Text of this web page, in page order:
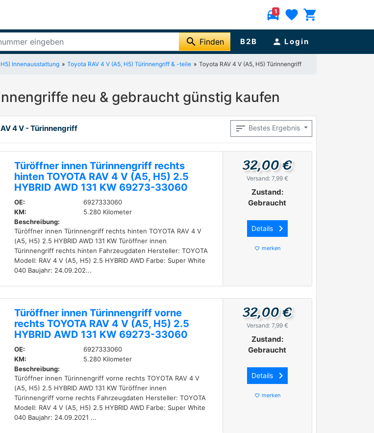
directions_car
1 favorite shopping_cart
search Finden B2B person Login
Innenausstattung Toyota RAV 4 V (A5, H5) Türinnengriff & -teile Toyota RAV 4 V (A5, H5) Türinnengriff
neu & gebraucht günstig kaufen
4 V - Türinnengriff sort Bestes Ergebnis
Türöffner innen Türinnengriff rechts
hinten TOYOTA RAV 4 V (A5, H5) 2.5
HYBRID AWD 131 KW 69273-33060
OE:
6927333060
KM:
5.280 Kilometer
Beschreibung:
Türöffner innen Türinnengriff rechts hinten TOYOTA RAV 4 V
(A5, H5) 2.5 HYBRID AWD 131 KW Türöffner innen
Türinnengriff rechts hinten Fahrzeugdaten Hersteller: TOYOTA
Modell: RAV 4 V (A5, H5) 2.5 HYBRID AWD Farbe: Super White
040 Baujahr: 24.09.202...
32,00 €
Versand: 7,99 €
Zustand:
Gebraucht
Details keyboard_arrow_right
favorite_border merken
Türöffner innen Türinnengriff vorne
rechts TOYOTA RAV 4 V (A5, H5) 2.5
HYBRID AWD 131 KW 69273-33060
OE:
6927333060
KM:
5.280 Kilometer
Beschreibung:
Türöffner innen Türinnengriff vorne rechts TOYOTA RAV 4 V
(A5, H5) 2.5 HYBRID AWD 131 KW Türöffner innen
Türinnengriff vorne rechts Fahrzeugdaten Hersteller: TOYOTA
Modell: RAV 4 V (A5, H5) 2.5 HYBRID AWD Farbe: Super White
040 Baujahr: 24.09.2021 ...
32,00 €
Versand: 7,99 €
Zustand:
Gebraucht
Details keyboard_arrow_right
favorite_border merken